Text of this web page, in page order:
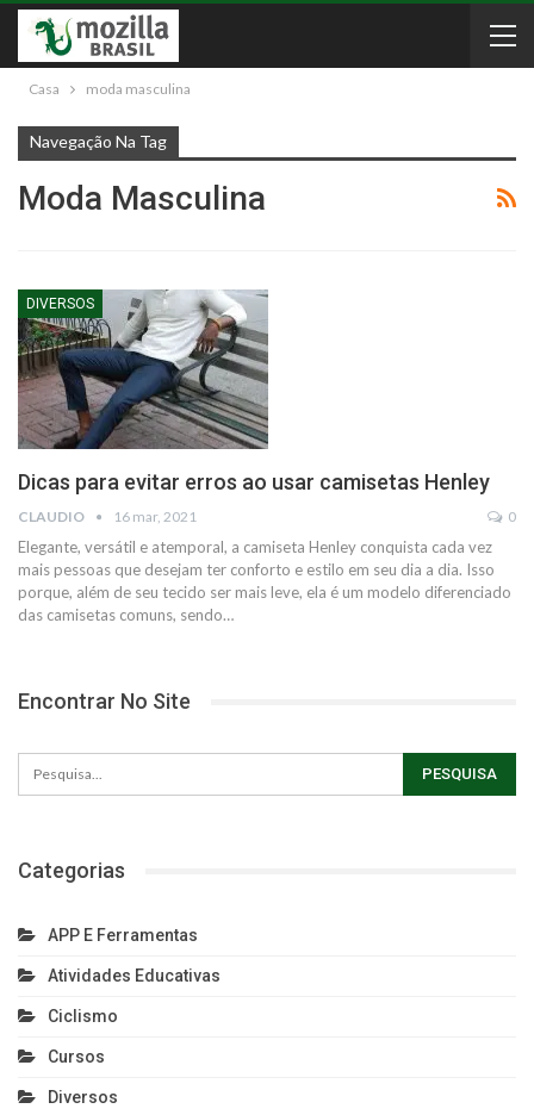
Casa moda masculina
Navegação Na Tag
Moda Masculina
DIVERSOS
Dicas para evitar erros ao usar camisetas Henley
CLAUDIO 16 mar, 2021 0
Elegante, versátil e atemporal, a camiseta Henley conquista cada vez
mais pessoas que desejam ter conforto e estilo em seu dia a dia. Isso
porque, além de seu tecido ser mais leve, ela é um modelo diferenciado
das camisetas comuns, sendo…
Encontrar No Site
Categorias
APP E Ferramentas
Atividades Educativas
Ciclismo
Cursos
Diversos